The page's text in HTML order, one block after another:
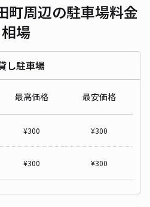
町周辺の駐車場料金
相場
し駐車場
最高価格 最安価格
¥300 ¥300
¥300 ¥300